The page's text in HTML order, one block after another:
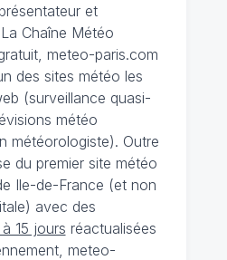
et
Chaîne Météo
meteo-paris.com
des sites météo les
(surveillance quasi-
météo
météorologiste). Outre
du premier site météo
Ile-de-France (et non
avec des
15 jours réactualisées
meteo-